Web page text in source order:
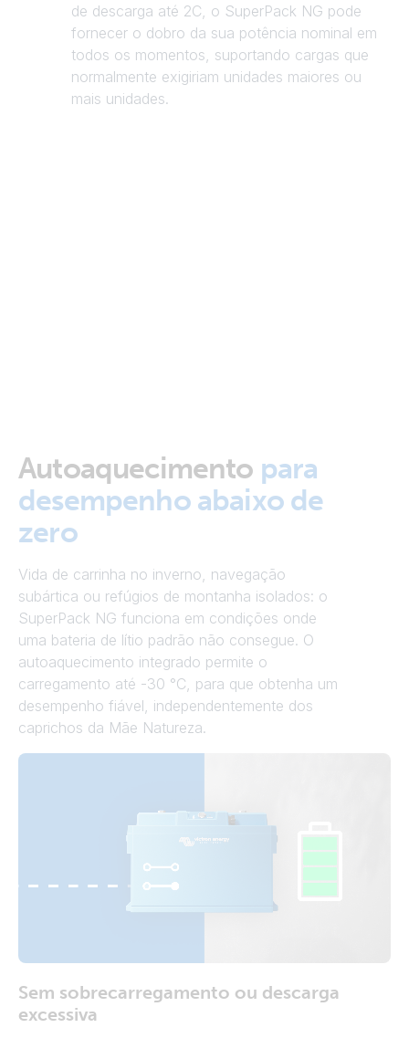
de descarga até 2C, o SuperPack NG pode
fornecer o dobro da sua potência nominal em
todos os momentos, suportando cargas que
normalmente exigiriam unidades maiores ou
mais unidades.
Autoaquecimento para
desempenho abaixo de
zero
Vida de carrinha no inverno, navegação
subártica ou refúgios de montanha isolados: o
SuperPack NG funciona em condições onde
uma bateria de lítio padrão não consegue. O
autoaquecimento integrado permite o
carregamento até -30 °C, para que obtenha um
desempenho fiável, independentemente dos
caprichos da Mãe Natureza.
Sem sobrecarregamento ou descarga
excessiva